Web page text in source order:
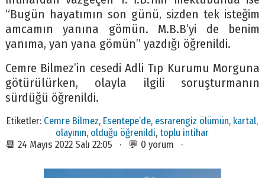
“Bugün hayatımın son günü, sizden tek isteğim
amcamın yanına gömün. M.B.B’yi de benim
yanıma, yan yana gömün” yazdığı öğrenildi.
Cemre Bilmez’in cesedi Adli Tıp Kurumu Morguna
götürülürken, olayla ilgili soruşturmanın
sürdüğü öğrenildi.
Etiketler: Cemre Bilmez, Esentepe’de, esrarengiz ölümün, kartal,
olayının, olduğu öğrenildi, toplu intihar
📆 24 Mayıs 2022 Salı 22:05 · 💬 0 yorum ·